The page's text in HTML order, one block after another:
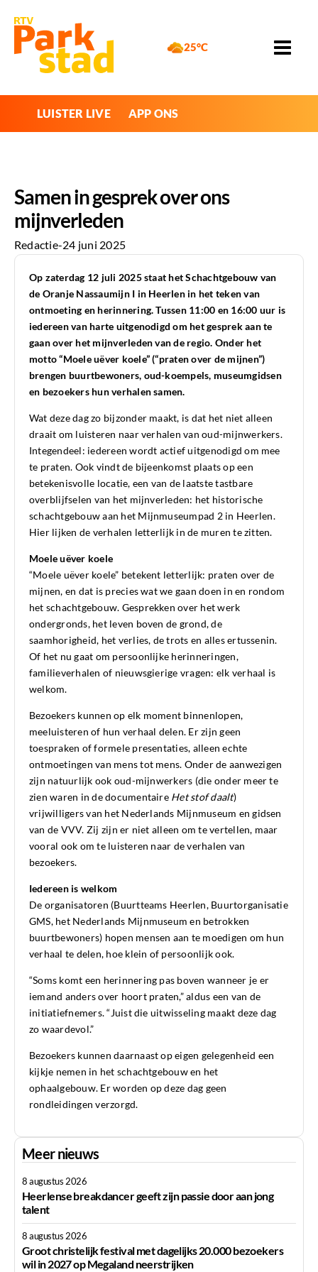
25°C
LUISTER LIVE APP ONS
Samen in gesprek over ons
mijnverleden
Redactie-24 juni 2025
Op zaterdag 12 juli 2025 staat het Schachtgebouw van
de Oranje Nassaumijn I in Heerlen in het teken van
ontmoeting en herinnering. Tussen 11:00 en 16:00 uur is
iedereen van harte uitgenodigd om het gesprek aan te
gaan over het mijnverleden van de regio. Onder het
motto “Moele uëver koele” (“praten over de mijnen”)
brengen buurtbewoners, oud-koempels, museumgidsen
en bezoekers hun verhalen samen.
Wat deze dag zo bijzonder maakt, is dat het niet alleen
draait om luisteren naar verhalen van oud-mijnwerkers.
Integendeel: iedereen wordt actief uitgenodigd om mee
te praten. Ook vindt de bijeenkomst plaats op een
betekenisvolle locatie, een van de laatste tastbare
overblijfselen van het mijnverleden: het historische
schachtgebouw aan het Mijnmuseumpad 2 in Heerlen.
Hier lijken de verhalen letterlijk in de muren te zitten.
Moele uëver koele
“Moele uëver koele” betekent letterlijk: praten over de
mijnen, en dat is precies wat we gaan doen in en rondom
het schachtgebouw. Gesprekken over het werk
ondergronds, het leven boven de grond, de
saamhorigheid, het verlies, de trots en alles ertussenin.
Of het nu gaat om persoonlijke herinneringen,
familieverhalen of nieuwsgierige vragen: elk verhaal is
welkom.
Bezoekers kunnen op elk moment binnenlopen,
meeluisteren of hun verhaal delen. Er zijn geen
toespraken of formele presentaties, alleen echte
ontmoetingen van mens tot mens. Onder de aanwezigen
zijn natuurlijk ook oud-mijnwerkers (die onder meer te
zien waren in de documentaire Het stof daalt)
vrijwilligers van het Nederlands Mijnmuseum en gidsen
van de VVV. Zij zijn er niet alleen om te vertellen, maar
vooral ook om te luisteren naar de verhalen van
bezoekers.
Iedereen is welkom
De organisatoren (Buurtteams Heerlen, Buurtorganisatie
GMS, het Nederlands Mijnmuseum en betrokken
buurtbewoners) hopen mensen aan te moedigen om hun
verhaal te delen, hoe klein of persoonlijk ook.
“Soms komt een herinnering pas boven wanneer je er
iemand anders over hoort praten,” aldus een van de
initiatiefnemers. “Juist die uitwisseling maakt deze dag
zo waardevol.”
Bezoekers kunnen daarnaast op eigen gelegenheid een
kijkje nemen in het schachtgebouw en het
ophaalgebouw. Er worden op deze dag geen
rondleidingen verzorgd.
Meer nieuws
8 augustus 2026
Heerlense breakdancer geeft zijn passie door aan jong
talent
8 augustus 2026
Groot christelijk festival met dagelijks 20.000 bezoekers
wil in 2027 op Megaland neerstrijken